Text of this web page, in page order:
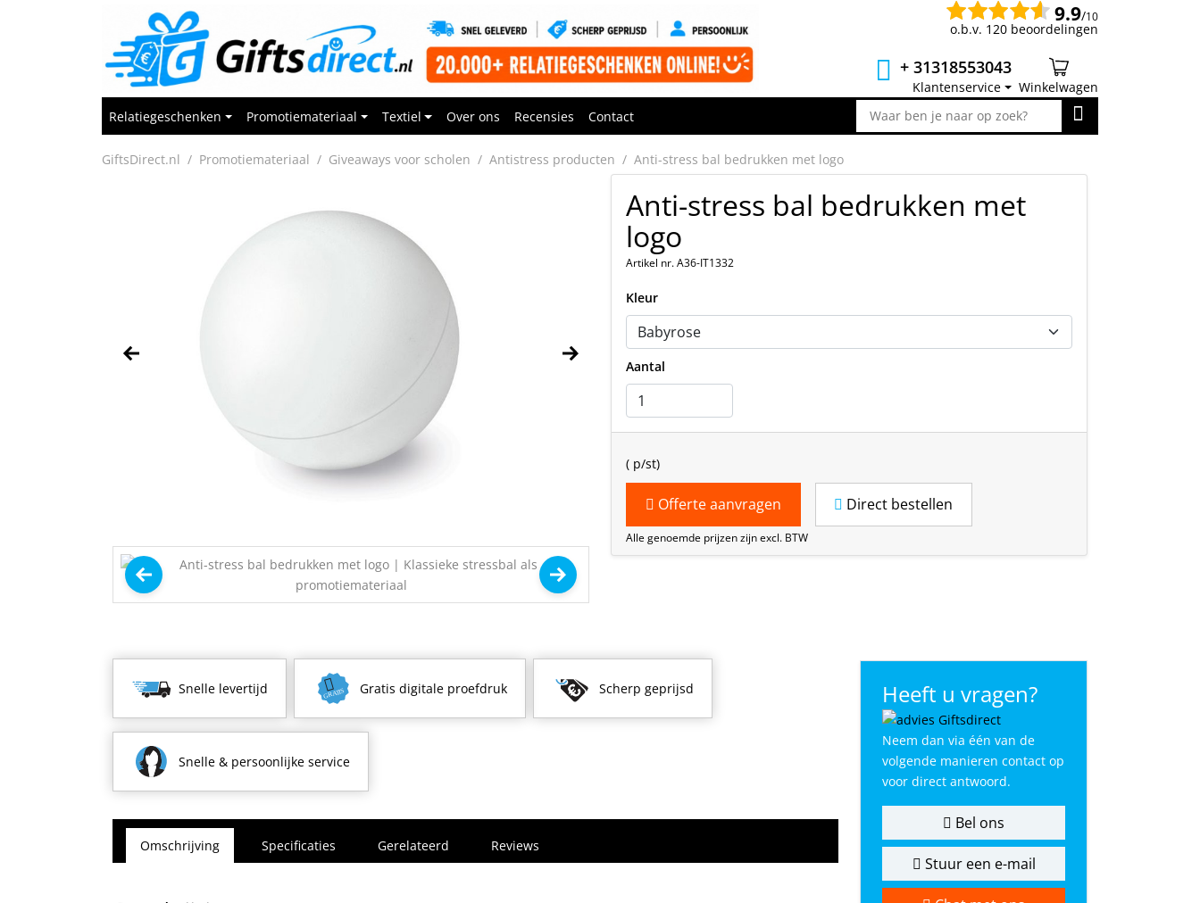
9.9/10
o.b.v. 120 beoordelingen
+ 31318553043
Klantenservice
Winkelwagen
Relatiegeschenken
Promotiemateriaal Textiel Over ons Recensies Contact
GiftsDirect.nl Promotiemateriaal Giveaways voor scholen Antistress producten Anti-stress bal bedrukken met logo
Anti-stress bal bedrukken met
logo
Artikel nr. A36-IT1332
Kleur
Aantal
( p/st)
Offerte aanvragen Direct bestellen
Alle genoemde prijzen zijn excl. BTW
Snelle levertijd Gratis digitale proefdruk Scherp geprijsd
Snelle & persoonlijke service
Omschrijving Specificaties Gerelateerd Reviews
Heeft u vragen?
Neem dan via één van de
volgende manieren contact op
voor direct antwoord.
Bel ons
Stuur een e-mail